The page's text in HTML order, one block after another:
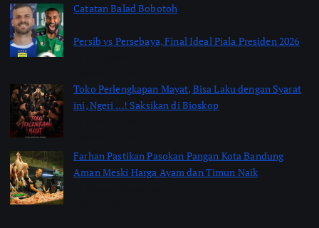
Catatan Balad Bobotoh
Persib vs Persebaya, Final Ideal Piala Presiden 2026
Toko Perlengkapan Mayat, Bisa Laku dengan Syarat
ini, Ngeri …! Saksikan di Bioskop
Farhan Pastikan Pasokan Pangan Kota Bandung
Aman Meski Harga Ayam dan Timun Naik